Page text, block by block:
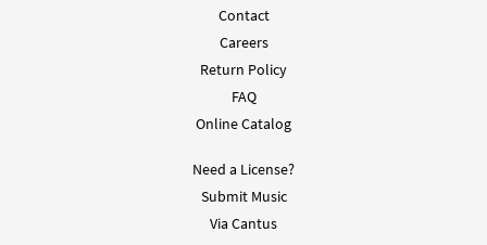
Contact
Careers
Return Policy
FAQ
Online Catalog
Need a License?
Submit Music
Via Cantus